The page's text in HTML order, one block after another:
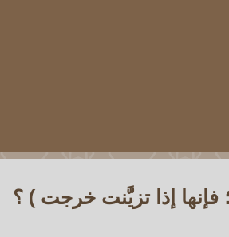
إذا تزيَّنت خرجت ) ؟